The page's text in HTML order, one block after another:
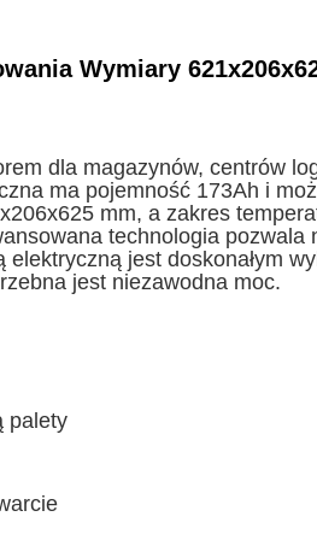
Wymiary
dla magazynów, centrów
ma pojemność 173Ah i
mm, a zakres
technologia pozwala
elektryczną jest doskonałym
jest niezawodna moc.
palety